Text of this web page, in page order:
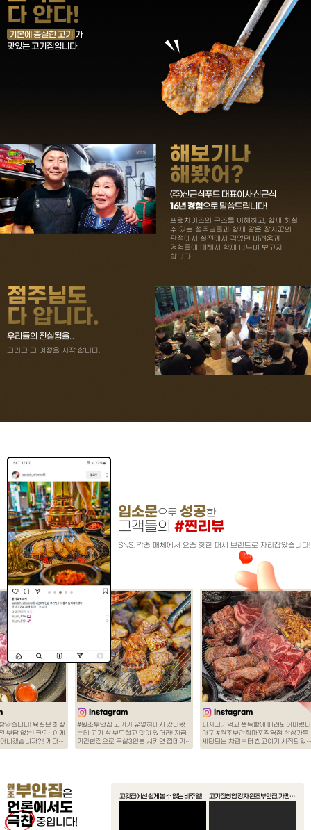
다 안다!
기본에 충실한 고기 가
맛있는 고기집입니다.
해보기나
해봤어?
(주)신근식푸드 대표이사 신근식
16년 경험으로 말씀드립니다!
프랜차이즈의 구조를 이해하고, 함께 하실
수 있는 점주님들과 함께 같은 장사꾼의
관점에서 실전에서 겪었던 어려움과
경험들에 대해서 함께 나누어 보고자
합니다.
점주님도
다 압니다.
우리들의 진실됨을...
그리고 그 여정을 시작 합니다.
입소문으로 성공한
고객들의 #찐리뷰
SNS, 각종 매체에서 요즘 핫한 대세 브랜드로 자리잡았습니다!
은
언론에서도
극찬중입니다!